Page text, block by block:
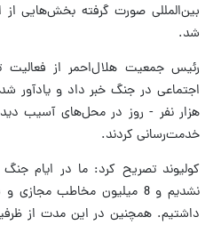
بین‌المللی صورت گرفته بخش‌هایی
شد.
رئیس جمعیت هلال‌احمر از فعالیت‌
خدمت‌رسانی کردند.
کولیوند تصریح کرد: ما در ایام
نشدیم و 8 میلیون مخاطب
داشتیم. همچنین در این مدت از